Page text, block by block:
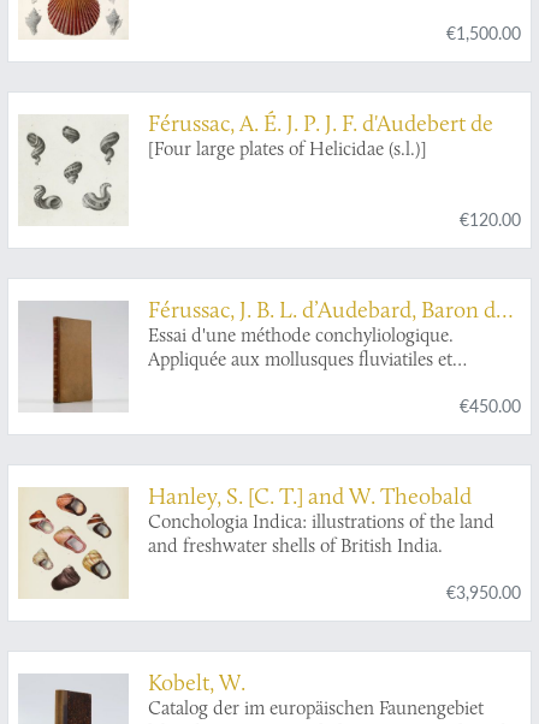
€1,500.00
Férussac, A. É. J. P. J. F. d'Audebert de
[Four large plates of Helicidae (s.l.)]
€120.00
Férussac, J. B. L. d’Audebard, Baron de
and A. É. J. P. J. F. d’Audebard, Baron de
Essai d'une méthode conchyliologique.
Appliquée aux mollusques fluviatiles et
de son test, par M. Daudebard de Férussac.
Nouvelle édition. Augmentée d'une synonymie
été décrites par Géoffroy, Poiret et Drapsrnaud,
avec Müller et Linné, et terminée par un
catalogue d'espèces observées en divers lieux
€450.00
Hanley, S. [C. T.] and W. Theobald
Conchologia Indica: illustrations of the land
and freshwater shells of British India.
€3,950.00
Kobelt, W.
Catalog der im europäischen Faunengebiet